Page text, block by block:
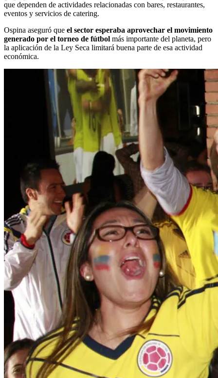
que dependen de actividades relacionadas con bares, restaurantes,
eventos y servicios de catering.
Ospina aseguró que el sector esperaba aprovechar el movimiento
generado por el torneo de fútbol más importante del planeta, pero
la aplicación de la Ley Seca limitará buena parte de esa actividad
económica.